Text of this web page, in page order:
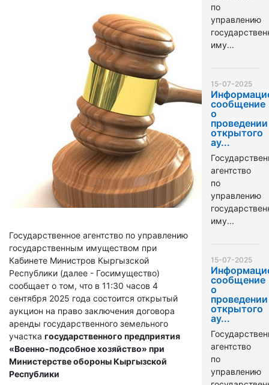
Государственное агентство по управлению
государственным имуществом при
Кабинете Министров Кыргызской
Республики (далее - Госимущество)
сообщает о том, что в 11:30 часов 4
сентября 2025 года состоится открытый
аукцион на право заключения договора
аренды государственного земельного
участка государственного предприятия
«Военно-подсобное хозяйство» при
Министерстве обороны Кыргызской
Республики
по
управлению
иму...
15-07-2025
сообщение
о
проведении
открытого
ау...
агентство
по
управлению
иму...
15-07-2025
сообщение
о
проведении
открытого
ау...
агентство
по
управлению